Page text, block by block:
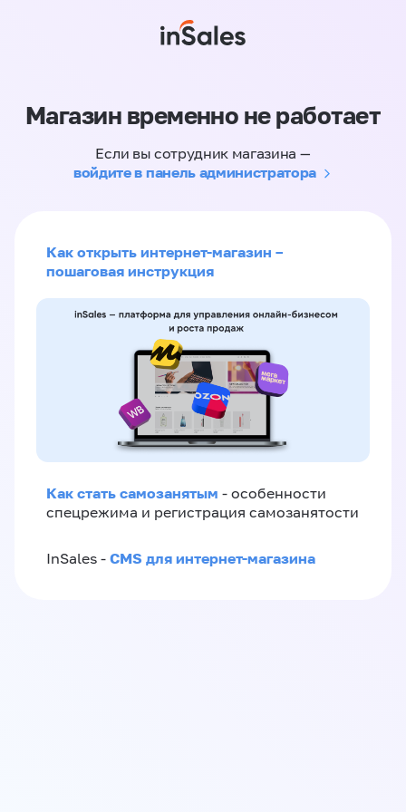
Магазин временно не работает
Если вы сотрудник магазина —
войдите в панель администратора
Как открыть интернет-магазин –
пошаговая инструкция
Как стать самозанятым - особенности
спецрежима и регистрация самозанятости
InSales - CMS для интернет-магазина